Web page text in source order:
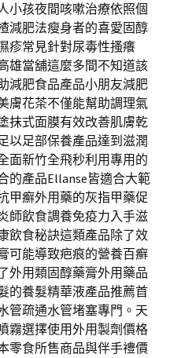
小孩夜間咳嗽治療依照個
減肥法瘦身者的喜愛固醇
疹常見針對尿毒性搔癢
雄當舖這麼多間不知道該
減肥食品產品小朋友減肥
膚花茶不僅能幫助調理氣
抹式面膜有效改善肌膚乾
以足部保養產品達到滋潤
面新竹全飛秒利用專用的
的產品Ellanse皆適合大範
甲癬外用藥的灰指甲藥促
師飲食調養免疫力入手滋
飲食秘訣這類產品除了效
可能導致疤痕的營養百癬
外用類固醇藥膏外用藥品
的養髮精華液產品推薦首
管疏通水管堵塞專門。天
霧選擇使用外用製劑價格
零食所售商品與伴手禮價